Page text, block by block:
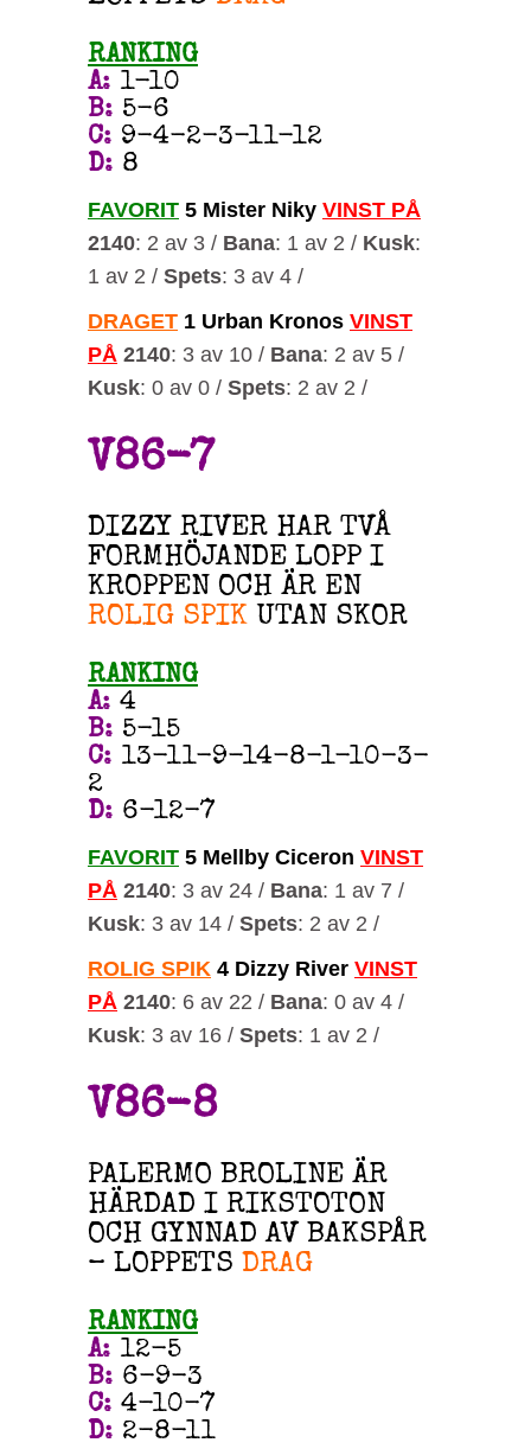
RANKING
A: 1-10
B: 5-6
C: 9-4-2-3-11-12
D: 8
FAVORIT 5 Mister Niky VINST PÅ
2140: 2 av 3 / Bana: 1 av 2 / Kusk:
1 av 2 / Spets: 3 av 4 /
DRAGET 1 Urban Kronos VINST
PÅ 2140: 3 av 10 / Bana: 2 av 5 /
Kusk: 0 av 0 / Spets: 2 av 2 /
V86-7
DIZZY RIVER HAR TVÅ
FORMHÖJANDE LOPP I
KROPPEN OCH ÄR EN
ROLIG SPIK UTAN SKOR
RANKING
A: 4
B: 5-15
C: 13-11-9-14-8-1-10-3-
2
D: 6-12-7
FAVORIT 5 Mellby Ciceron VINST
PÅ 2140: 3 av 24 / Bana: 1 av 7 /
Kusk: 3 av 14 / Spets: 2 av 2 /
ROLIG SPIK 4 Dizzy River VINST
PÅ 2140: 6 av 22 / Bana: 0 av 4 /
Kusk: 3 av 16 / Spets: 1 av 2 /
V86-8
PALERMO BROLINE ÄR
HÄRDAD I RIKSTOTON
OCH GYNNAD AV BAKSPÅR
– LOPPETS DRAG
RANKING
A: 12-5
B: 6-9-3
C: 4-10-7
D: 2-8-11